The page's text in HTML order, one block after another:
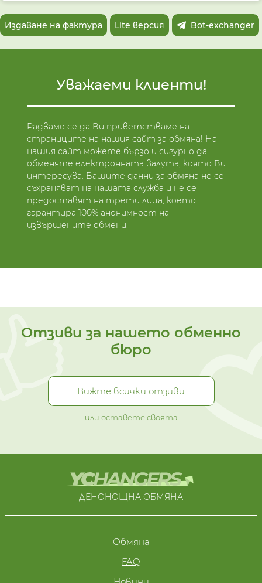
Издаване на фактура Lite версия Bot-exchanger
Уважаеми клиенти!
Радваме се да Ви приветстваме на
страниците на нашия сайт за обмяна! На
нашия сайт можете бързо и сигурно да
обменяте електронната валута, която Ви
интересува. Вашите данни за обмяна не се
съхраняват на нашата служба и не се
предоставят на трети лица, което
гарантира 100% анонимност на
извършените обмени.
Отзиви за нашето обменно
бюро
Вижте всички отзиви
или оставете своята
ДЕНОНОЩНА ОБМЯНА
Обмяна
FAQ